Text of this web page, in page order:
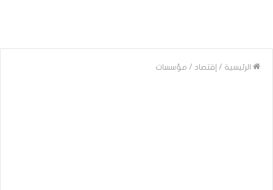
الرئيسية / إقتصاد / مؤسسات